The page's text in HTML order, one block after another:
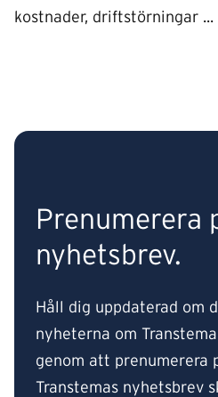
kostnader, driftstörningar ...
Prenumerera
nyhetsbrev.
Håll dig uppdaterad om
nyheterna om
genom att prenumerera
Transtemas nyhetsbrev